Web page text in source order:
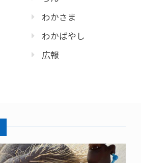
わかさま
わかばやし
広報